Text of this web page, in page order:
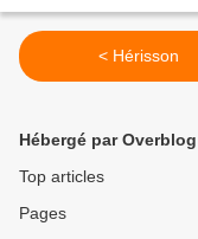
< Hérisson
Hébergé par Overblog
Top articles
Pages